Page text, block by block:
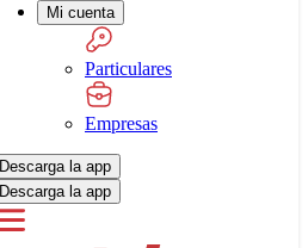
Mi cuenta
Particulares
Empresas
Descarga la app
Descarga la app